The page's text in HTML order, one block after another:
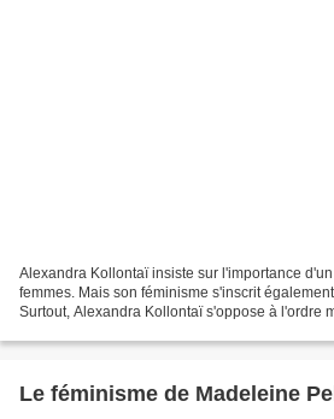
Alexandra Kollontaï insiste sur l'importance
femmes. Mais son féminisme s'inscrit
Surtout, Alexandra Kollontaï s'oppose à l'ordre
Le féminisme de Madeleine